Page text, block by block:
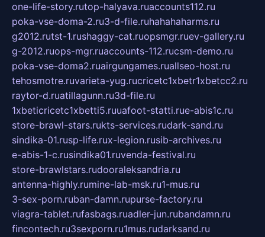
one-life-story.rutop-halyava.ruaccounts112.ru
poka-vse-doma-2.ru3-d-file.ruhahahaharms.ru
g2012.rutst-1.rushaggy-cat.ruopsmgr.ruev-gallery.ru
g-2012.ruops-mgr.ruaccounts-112.rucsm-demo.ru
poka-vse-doma2.ruairgungames.ruallseo-host.ru
tehosmotre.ruvarieta-yug.rucricetc1xbetr1xbetcc2.ru
raytor-d.ruatillagunn.ru3d-file.ru
1xbeticricetc1xbetti5.ruuafoot-statti.rue-abis1c.ru
store-brawl-stars.rukts-services.rudark-sand.ru
sindika-01.rusp-life.rux-legion.rusib-archives.ru
e-abis-1-c.rusindika01.ruvenda-festival.ru
store-brawlstars.rudooraleksandria.ru
antenna-highly.rumine-lab-msk.ru1-mus.ru
3-sex-porn.ruban-damn.rupurse-factory.ru
viagra-tablet.rufasbags.ruadler-jun.rubandamn.ru
fincontech.ru3sexporn.ru1mus.rudarksand.ru